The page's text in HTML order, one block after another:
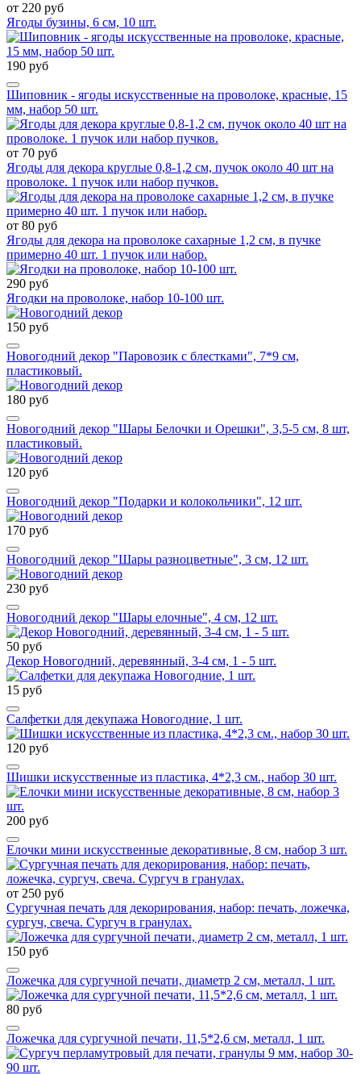
от 220 руб
Ягоды бузины, 6 см, 10 шт.
190 руб
Шиповник - ягоды искусственные на проволоке, красные, 15
мм, набор 50 шт.
от 70 руб
Ягоды для декора круглые 0,8-1,2 см, пучок около 40 шт на
проволоке. 1 пучок или набор пучков.
от 80 руб
Ягоды для декора на проволоке сахарные 1,2 см, в пучке
примерно 40 шт. 1 пучок или набор.
290 руб
Ягодки на проволоке, набор 10-100 шт.
150 руб
Новогодний декор "Паровозик с блестками", 7*9 см,
пластиковый.
180 руб
Новогодний декор "Шары Белочки и Орешки", 3,5-5 см, 8 шт,
пластиковый.
120 руб
Новогодний декор "Подарки и колокольчики", 12 шт.
170 руб
Новогодний декор "Шары разноцветные", 3 см, 12 шт.
230 руб
Новогодний декор "Шары елочные", 4 см, 12 шт.
50 руб
Декор Новогодний, деревянный, 3-4 см, 1 - 5 шт.
15 руб
Салфетки для декупажа Новогодние, 1 шт.
120 руб
Шишки искусственные из пластика, 4*2,3 см., набор 30 шт.
200 руб
Елочки мини искусственные декоративные, 8 см, набор 3 шт.
от 250 руб
Сургучная печать для декорирования, набор: печать, ложечка,
сургуч, свеча. Сургуч в гранулах.
150 руб
Ложечка для сургучной печати, диаметр 2 см, металл, 1 шт.
80 руб
Ложечка для сургучной печати, 11,5*2,6 см, металл, 1 шт.